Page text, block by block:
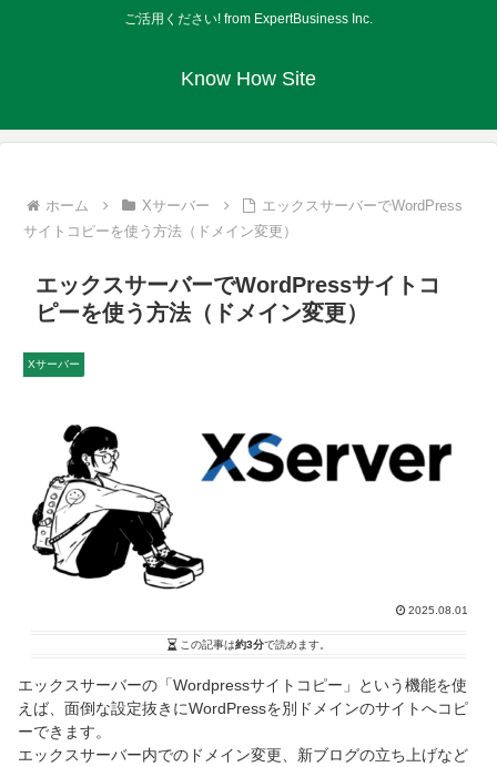
ご活用ください! from ExpertBusiness Inc.
Know How Site
ホーム Xサーバー
エックスサーバーでWordPress
サイトコピーを使う方法（ドメイン変更）
エックスサーバーでWordPressサイトコ
ピーを使う方法（ドメイン変更）
Xサーバー
2025.08.01
この記事は約3分で読めます。
エックスサーバーの「Wordpressサイトコピー」という機能を使
えば、面倒な設定抜きにWordPressを別ドメインのサイトへコピ
ーできます。
エックスサーバー内でのドメイン変更、新ブログの立ち上げなど